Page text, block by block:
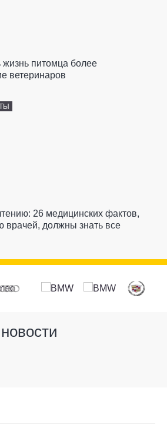
жизнь питомца более
ветеринаров
26 медицинских фактов,
врачей, должны знать все